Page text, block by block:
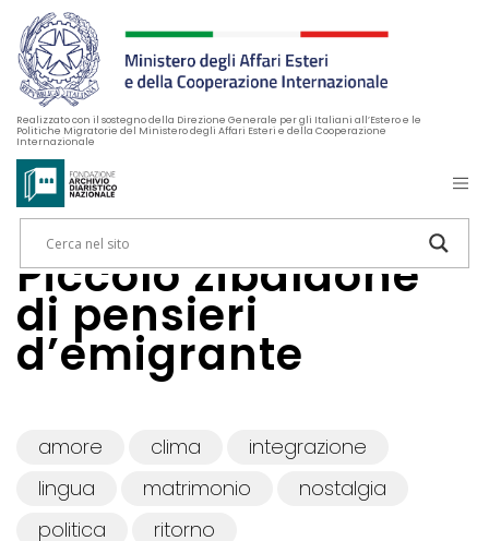
Realizzato con il sostegno della Direzione Generale per gli Italiani all’Estero e le
Politiche Migratorie del Ministero degli Affari Esteri e della Cooperazione
Internazionale
Piccolo zibaldone
di pensieri
d’emigrante
amore clima
integrazione
lingua
matrimonio
nostalgia
politica
ritorno